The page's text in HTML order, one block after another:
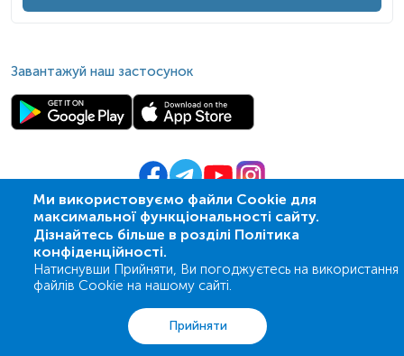
Ми використовуємо файли Cookie для
максимальної функціональності сайту.
Дізнайтесь більше в розділі Політика
конфіденційності.
Натиснувши Прийняти, Ви погоджуєтесь на використання
файлів Cookie на нашому сайті.
Прийняти
Завантажуй наш застосунок
© 2009- 2026 | ПСМЛ «Ескулаб»
Акції Адреси Кошик